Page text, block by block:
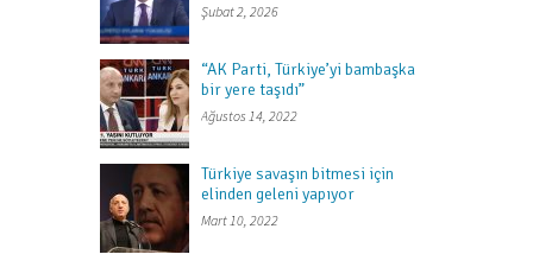
Şubat 2, 2026
“AK Parti, Türkiye’yi bambaşka
bir yere taşıdı”
Ağustos 14, 2022
Türkiye savaşın bitmesi için
elinden geleni yapıyor
Mart 10, 2022